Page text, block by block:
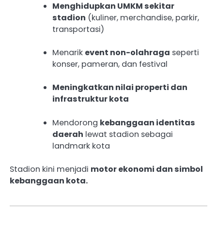
Menghidupkan UMKM sekitar
stadion (kuliner, merchandise, parkir,
transportasi)
Menarik event non-olahraga seperti
konser, pameran, dan festival
Meningkatkan nilai properti dan
infrastruktur kota
Mendorong kebanggaan identitas
daerah lewat stadion sebagai
landmark kota
Stadion kini menjadi motor ekonomi dan simbol
kebanggaan kota.